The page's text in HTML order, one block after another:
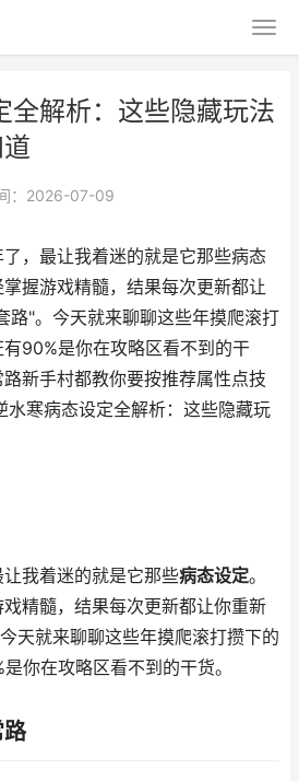
全解析：这些隐藏玩法
：2026-07-09
，最让我着迷的就是它那些病态
握游戏精髓，结果每次更新都让
路"。今天就来聊聊这些年摸爬滚打
90%是你在攻略区看不到的干
新手村都教你要按推荐属性点技
水寒病态设定全解析：这些隐藏玩
我着迷的就是它那些病态设定。
精髓，结果每次更新都让你重新
天就来聊聊这些年摸爬滚打攒下的
你在攻略区看不到的干货。